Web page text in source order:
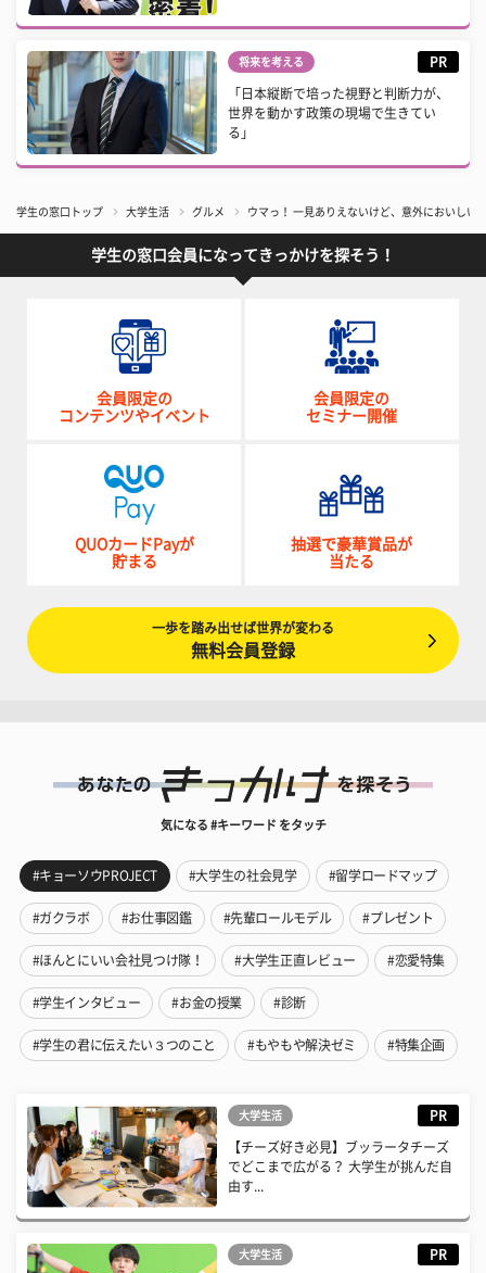
将来を考える PR
「日本縦断で培った視野と判断力が、
世界を動かす政策の現場で生きてい
る」
学生の窓口トップ 大学生活 グルメ ウマっ！ 一見ありえないけど、意外においしい
学生の窓口会員になってきっかけを探そう！
会員限定の
コンテンツやイベント
会員限定の
セミナー開催
QUOカードPayが
貯まる
抽選で豪華賞品が
当たる
一歩を踏み出せば世界が変わる
無料会員登録
気になる #キーワード をタッチ
#キョーソウPROJECT #大学生の社会見学 #留学ロードマップ
#ガクラボ #お仕事図鑑 #先輩ロールモデル #プレゼント
#ほんとにいい会社見つけ隊！ #大学生正直レビュー #恋愛特集
#学生インタビュー #お金の授業 #診断
#学生の君に伝えたい３つのこと #もやもや解決ゼミ #特集企画
大学生活 PR
【チーズ好き必見】ブッラータチーズ
でどこまで広がる？ 大学生が挑んだ自
由す...
大学生活 PR